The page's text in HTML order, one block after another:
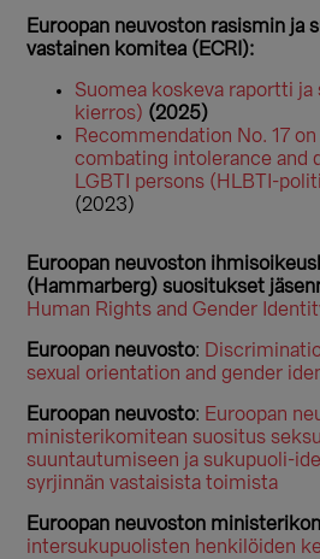
Euroopan neuvoston rasismin ja
vastainen komitea (ECRI):
Suomea koskeva raportti
kierros) (2025)
Recommendation No. 17
combating intolerance and
LGBTI persons (HLBTI-
(2023)
Euroopan neuvoston
(Hammarberg) suositukset
Human Rights and Gender
Euroopan neuvosto:
sexual orientation and gender
Euroopan neuvosto: Euroopan
ministerikomitean suositus
suuntautumiseen ja sukupuoli-
syrjinnän vastaisista toimista
Euroopan neuvoston
intersukupuolisten henkilöiden